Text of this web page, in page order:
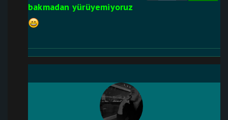
bakmadan yürüyemiyoruz